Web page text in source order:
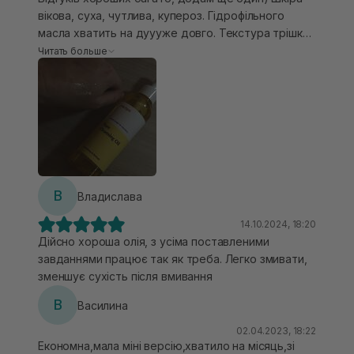
таки більше схиляюся до аромату зеленої версії.
вікова, суха, чутлива, купероз. Гідрофільного
масла хватить на дуууже довго. Текстура трішки
рідкуватої олійки, дуже гарно розприділяється по
Змиває макіяж на відмінно. Всі поставлені ним цілі
виконує 100%. Реакцій чутливої шкіри, немає
взагалі. Однозначно щира рекомендація!
Читать больше
В Владислава
14.10.2024, 18:20
Дійсно хороша олія, з усіма поставленими
завданнями працює так як треба. Легко змивати,
зменшує сухість після вмивання
В Василина
02.04.2023, 18:22
Економна,мала міні версію,хватило на місяць,зі